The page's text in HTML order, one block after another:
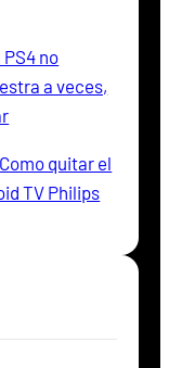
no
a veces,
Como quitar el
TV Philips